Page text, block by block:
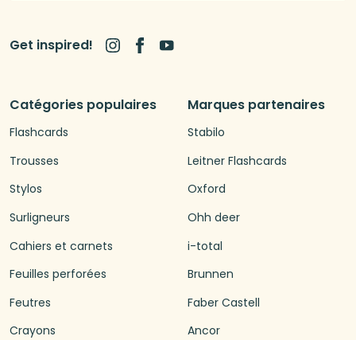
Catégories populaires
Flashcards
Trousses
Stylos
Surligneurs
Cahiers et carnets
Feuilles perforées
Feutres
Crayons
Marques partenaires
Stabilo
Leitner Flashcards
Oxford
Ohh deer
i-total
Brunnen
Faber Castell
Ancor
Get inspired!